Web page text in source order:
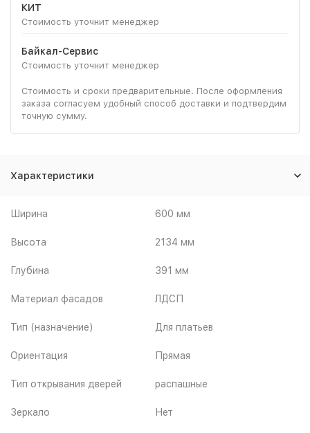
КИТ
Стоимость уточнит менеджер
Байкал-Сервис
Стоимость уточнит менеджер
Стоимость и сроки предварительные. После оформления
заказа согласуем удобный способ доставки и подтвердим
точную сумму.
Характеристики
Ширина 600 мм
Высота 2134 мм
Глубина 391 мм
Материал фасадов ЛДСП
Тип (назначение) Для платьев
Ориентация Прямая
Тип открывания дверей распашные
Зеркало Нет